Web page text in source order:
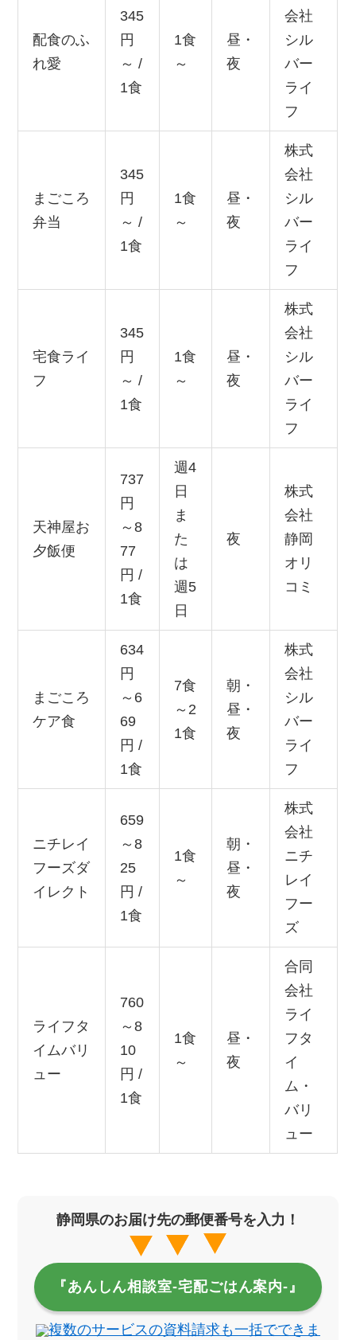
配食のふ
れ愛
345
円
～ /
1食
1食
～
昼・
夜
会社
シル
バー
ライ
フ
まごころ
弁当
345
円
～ /
1食
1食
～
昼・
夜
株式
会社
シル
バー
ライ
フ
宅食ライ
フ
345
円
～ /
1食
1食
～
昼・
夜
株式
会社
シル
バー
ライ
フ
天神屋お
夕飯便
737
円
～8
77
円 /
1食
週4
日
ま
た
は
週5
日
夜
株式
会社
静岡
オリ
コミ
まごころ
ケア食
634
円
～6
69
円 /
1食
7食
～2
1食
朝・
昼・
夜
株式
会社
シル
バー
ライ
フ
ニチレイ
フーズダ
イレクト
659
～8
25
円 /
1食
1食
～
朝・
昼・
夜
株式
会社
ニチ
レイ
フー
ズ
ライフタ
イムバリ
ュー
760
～8
10
円 /
1食
1食
～
昼・
夜
合同
会社
ライ
フタ
イ
ム・
バリ
ュー
静岡県のお届け先の郵便番号を入力！
『あんしん相談室‐宅配ごはん案内‐』
複数のサービスの資料請求も一括でできま